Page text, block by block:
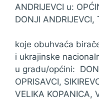
ANDRIJEVCI u:
DONJI
koje obuhvaća
i ukrajinske
u gradu/općini:
OPRISAVCI,
VELIKA KOPANICA,